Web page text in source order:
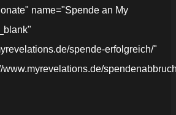
name="Spende an My
spende-erfolgreich/"